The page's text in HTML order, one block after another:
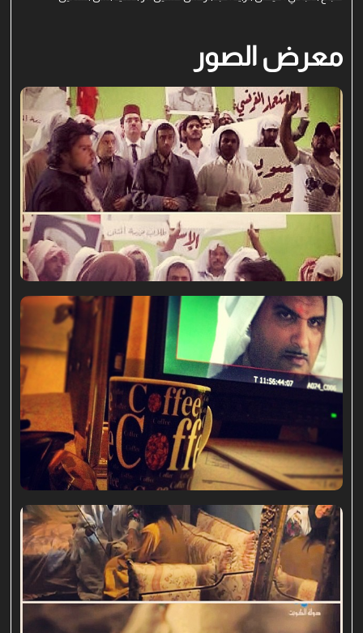
معرض الصور